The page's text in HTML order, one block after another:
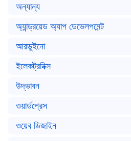
অন্যান্য
অ্যান্ড্রয়েড অ্যাপ ডেভেলপমেন্ট
আরডুইনো
ইলেকট্রনিক্স
উদ্ভাবন
ওয়ার্ডপ্রেস
ওয়েব ডিজাইন